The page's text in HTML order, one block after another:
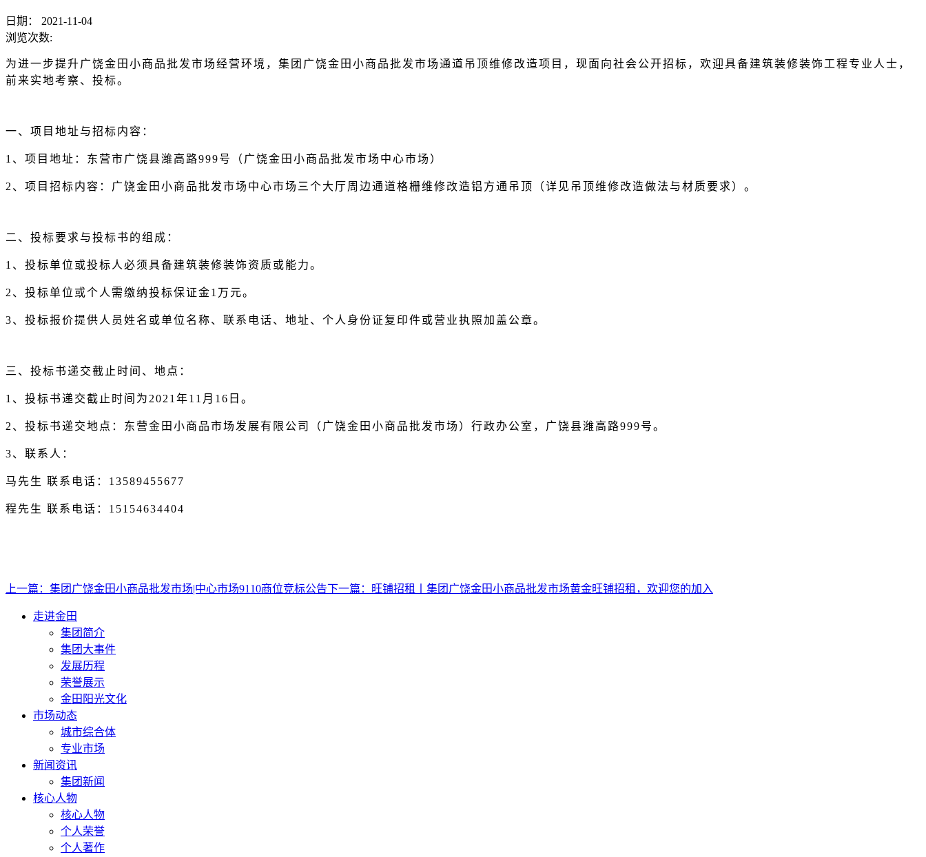
日期：
2021-11-04
浏览次数:
为进一步提升广饶金田小商品批发市场经营环境， 集团 广饶金田小商品批发市场通道吊顶维修改造项目，现面向社会公开招标，欢迎具备建筑装修装饰工程专业人士，
前来实地考察、投标。
一、项目地址与招标内容：
1、项目地址：东营市广饶县潍高路999号（广饶金田小商品批发市场中心市场）
2、项目招标内容：广饶金田小商品批发市场中心市场三个大厅周边通道格栅维修改造铝方通吊顶（详见吊顶维修改造做法与材质要求）。
二、投标要求与投标书的组成：
1、投标单位或投标人必须具备建筑装修装饰资质或能力。
2、投标单位或个人需缴纳投标保证金1万元。
3、投标报价提供人员姓名或单位名称、联系电话、地址、个人身份证复印件或营业执照加盖公章。
三、投标书递交截止时间、地点：
1、投标书递交截止时间为2021年11月16日。
2、投标书递交地点：东营金田小商品市场发展有限公司（广饶金田小商品批发市场）行政办公室，广饶县潍高路999号。
3、 联系人：
马先生 联系电话： 13589455677
程先生 联系电话： 15154634404
上一篇： 集团广饶金田小商品批发市场|中心市场9110商位竞标公告下一篇： 旺铺招租丨集团广饶金田小商品批发市场黄金旺铺招租，欢迎您的加入
走进金田
集团简介
集团大事件
发展历程
荣誉展示
金田阳光文化
市场动态
城市综合体
专业市场
新闻资讯
集团新闻
核心人物
核心人物
个人荣誉
个人著作